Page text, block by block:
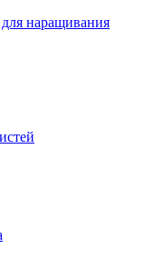
наращивания